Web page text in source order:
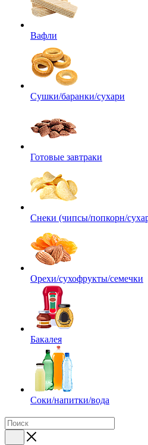
Вафли
Сушки/баранки/сухари
Готовые завтраки
Снеки (чипсы/попкорн/
Орехи/сухофрукты/семечки
Бакалея
Соки/напитки/вода